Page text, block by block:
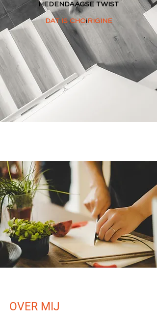
HEDENDAAGSE TWIST
DAT IS CHOiRIGINE
OVER MIJ